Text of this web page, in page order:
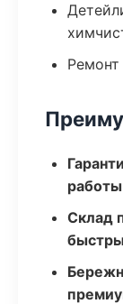
Ремонт
работы
Склад